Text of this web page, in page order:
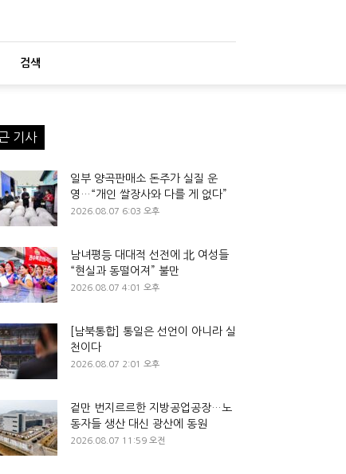
검색
기사
일부 양곡판매소 돈주가 실질 운
영…“개인 쌀장사와 다를 게 없다”
2026.08.07 6:03 오후
남녀평등 대대적 선전에 北 여성들
“현실과 동떨어져” 불만
2026.08.07 4:01 오후
[남북통합] 통일은 선언이 아니라 실
천이다
2026.08.07 2:01 오후
겉만 번지르르한 지방공업공장…노
동자들 생산 대신 광산에 동원
2026.08.07 11:59 오전